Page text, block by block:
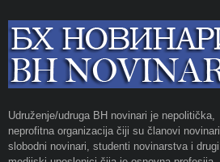
Udruženje/udruga BH novinari je nepolitička,
neprofitna organizacija čiji su članovi novinari,
slobodni novinari, studenti novinarstva i drugi